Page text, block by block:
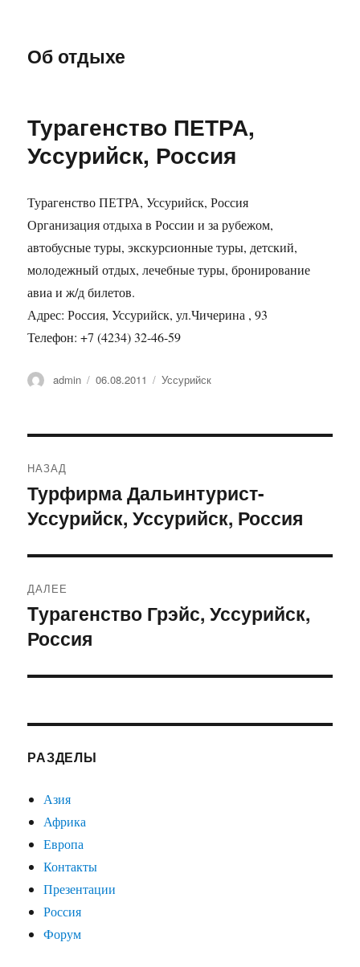
Об отдыхе
Турагенство ПЕТРА,
Уссурийск, Россия
Турагенство ПЕТРА, Уссурийск, Россия
Организация отдыха в России и за рубежом,
автобусные туры, экскурсионные туры, детский,
молодежный отдых, лечебные туры, бронирование
авиа и ж/д билетов.
Адрес: Россия, Уссурийск, ул.Чичерина , 93
Телефон: +7 (4234) 32-46-59
Автор
admin Опубликовано
06.08.2011 Рубрики
Уссурийск
по
записям
НАЗАД
Предыдущая
запись:
Турфирма Дальинтурист-
Уссурийск, Уссурийск, Россия
ДАЛЕЕ
Следующая
запись:
Tурагенство Грэйс, Уссурийск,
Россия
РАЗДЕЛЫ
Азия
Африка
Европа
Контакты
Презентации
Россия
Форум